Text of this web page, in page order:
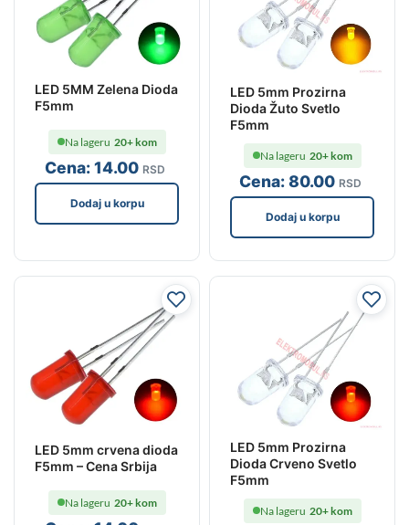
LED 5MM Zelena Dioda
F5mm
Cena:14.00 RSD
Na lageru 20+ kom
Dodaj u korpu
LED 5mm Prozirna
Dioda Žuto Svetlo
F5mm
Cena:80.00 RSD
Na lageru 20+ kom
Dodaj u korpu
LED 5mm crvena dioda
F5mm – Cena Srbija
Na lageru 20+ kom
LED 5mm Prozirna
Dioda Crveno Svetlo
F5mm
Na lageru 20+ kom